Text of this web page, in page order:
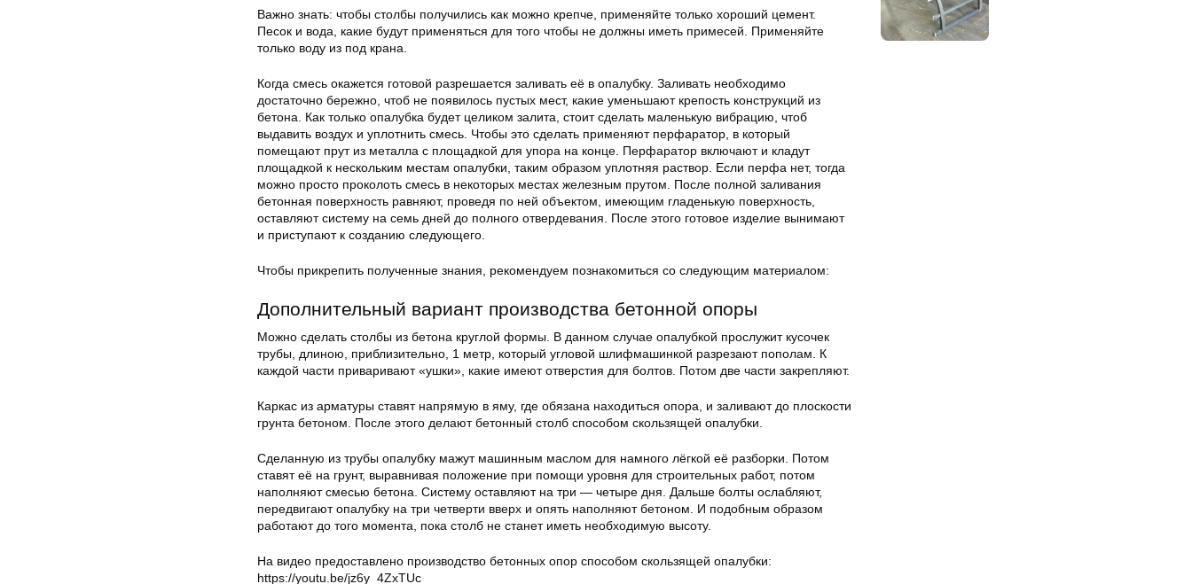
Важно знать: чтобы столбы получились как можно крепче, применяйте только хороший цемент.
Песок и вода, какие будут применяться для того чтобы не должны иметь примесей. Применяйте
только воду из под крана.
Когда смесь окажется готовой разрешается заливать её в опалубку. Заливать необходимо
достаточно бережно, чтоб не появилось пустых мест, какие уменьшают крепость конструкций из
бетона. Как только опалубка будет целиком залита, стоит сделать маленькую вибрацию, чтоб
выдавить воздух и уплотнить смесь. Чтобы это сделать применяют перфаратор, в который
помещают прут из металла с площадкой для упора на конце. Перфаратор включают и кладут
площадкой к нескольким местам опалубки, таким образом уплотняя раствор. Если перфа нет, тогда
можно просто проколоть смесь в некоторых местах железным прутом. После полной заливания
бетонная поверхность равняют, проведя по ней объектом, имеющим гладенькую поверхность,
оставляют систему на семь дней до полного отвердевания. После этого готовое изделие вынимают
и приступают к созданию следующего.
Чтобы прикрепить полученные знания, рекомендуем познакомиться со следующим материалом:
Дополнительный вариант производства бетонной опоры
Можно сделать столбы из бетона круглой формы. В данном случае опалубкой прослужит кусочек
трубы, длиною, приблизительно, 1 метр, который угловой шлифмашинкой разрезают пополам. К
каждой части приваривают «ушки», какие имеют отверстия для болтов. Потом две части закрепляют.
Каркас из арматуры ставят напрямую в яму, где обязана находиться опора, и заливают до плоскости
грунта бетоном. После этого делают бетонный столб способом скользящей опалубки.
Сделанную из трубы опалубку мажут машинным маслом для намного лёгкой её разборки. Потом
ставят её на грунт, выравнивая положение при помощи уровня для строительных работ, потом
наполняют смесью бетона. Систему оставляют на три — четыре дня. Дальше болты ослабляют,
передвигают опалубку на три четверти вверх и опять наполняют бетоном. И подобным образом
работают до того момента, пока столб не станет иметь необходимую высоту.
На видео предоставлено производство бетонных опор способом скользящей опалубки:
https://youtu.be/jz6y_4ZxTUc